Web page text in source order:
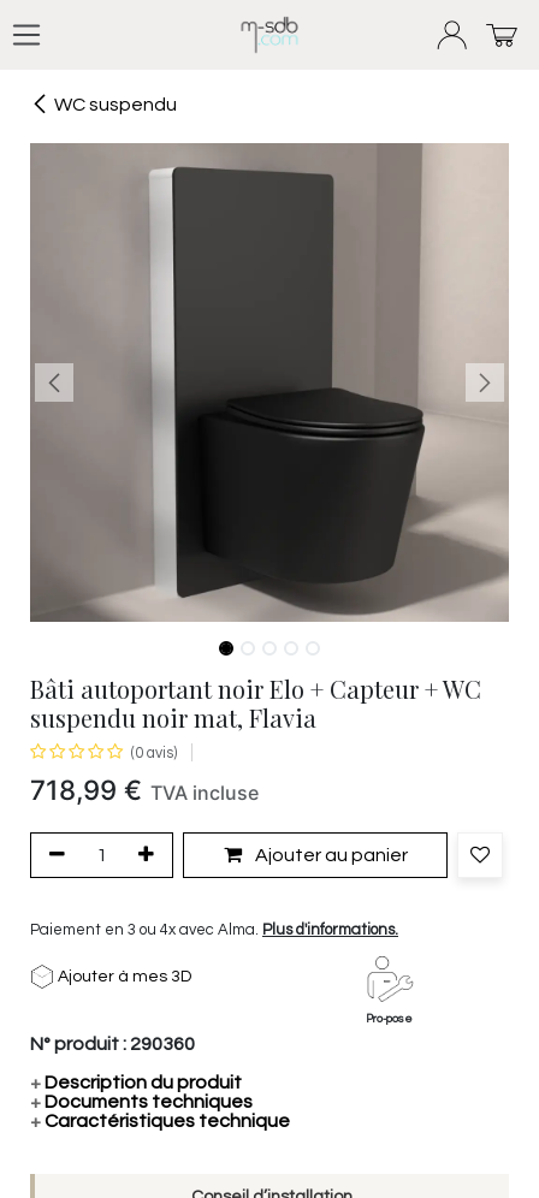
WC suspendu
Bâti autoportant noir Elo + Capteur + WC
suspendu noir mat, Flavia
(0 avis)
718,99 € TVA incluse
Ajouter au panier
Paiement en 3 ou 4x avec Alma. Plus d'informations.
Ajouter à mes 3D
Pro-pose
N° produit : 290360
+ Description du produit
+ Documents techniques
+Caractéristiques technique